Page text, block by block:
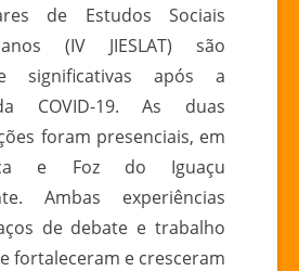
SOCIAIS
LATINO-
AMERICANOS
de Estudos Sociais
(IV JIESLAT) são
significativas após a
COVID-19. As duas
foram presenciais, em
e Foz do Iguaçu
Ambas experiências
de debate e trabalho
fortaleceram e cresceram